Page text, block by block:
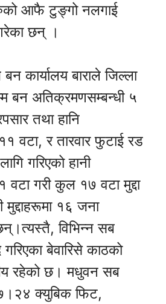
आफै टुङ्गो नलगाई
छन् ।
कार्यालय बाराले जिल्ला
बन अतिक्रमणसम्बन्धी ५
तथा हानि
वटा, र तारवार फुटाई रड
गरिएको हानी
वटा गरी कुल १७ वटा मुद्दा
मुद्दाहरूमा १६ जना
विभिन्न सब
बेवारिसे काठको
रहेको छ। मधुवन सब
क्युबिक फिट,